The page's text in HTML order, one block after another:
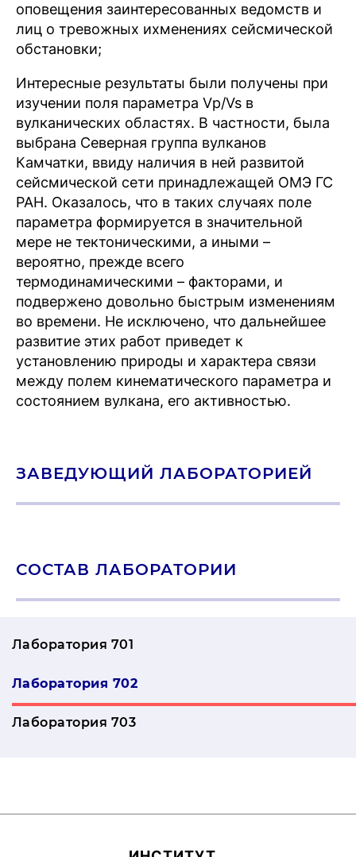
оповещения заинтересованных ведомств и
лиц о тревожных ихменениях сейсмической
обстановки;
Интересные результаты были получены при
изучении поля параметра Vp/Vs в
вулканических областях. В частности, была
выбрана Северная группа вулканов
Камчатки, ввиду наличия в ней развитой
сейсмической сети принадлежащей ОМЭ ГС
РАН. Оказалось, что в таких случаях поле
параметра формируется в значительной
мере не тектоническими, а иными –
вероятно, прежде всего
термодинамическими – факторами, и
подвержено довольно быстрым изменениям
во времени. Не исключено, что дальнейшее
развитие этих работ приведет к
установлению природы и характера связи
между полем кинематического параметра и
состоянием вулкана, его активностью.
ЗАВЕДУЮЩИЙ ЛАБОРАТОРИЕЙ
СОСТАВ ЛАБОРАТОРИИ
Лаборатория 701
Лаборатория 702
Лаборатория 703